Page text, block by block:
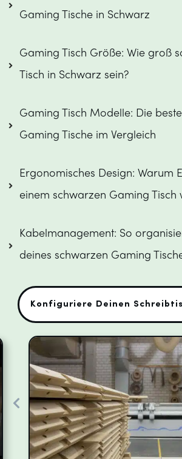
Gaming Tische in Schwarz
Gaming Tisch Größe: Wie groß
Tisch in Schwarz sein?
Gaming Tisch Modelle: Die
Gaming Tische im Vergleich
Ergonomisches Design: Warum
einem schwarzen Gaming Tisch
Kabelmanagement: So
deines schwarzen Gaming
Konfiguriere Deinen